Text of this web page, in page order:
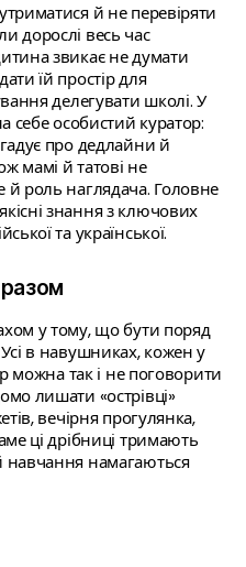
й не перевіряти
дорослі весь час
звикає не думати
їй простір для
делегувати школі. У
особистий куратор:
про дедлайни й
мамі й татові не
роль наглядача. Головне
знання з ключових
та української.
у тому, що бути поряд
в навушниках, кожен у
можна так і не поговорити
лишати «острівці»
вечірня прогулянка,
ці дрібниці тримають
навчання намагаються